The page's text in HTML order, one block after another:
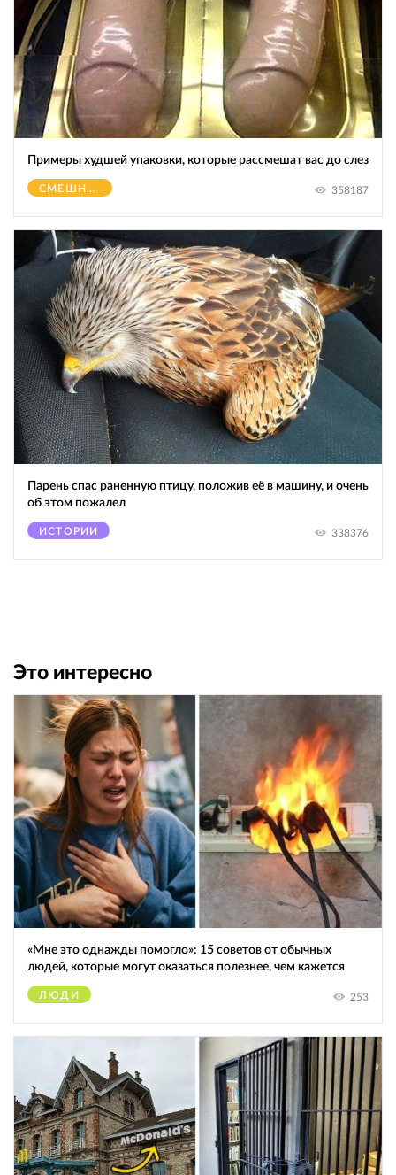
Примеры худшей упаковки, которые рассмешат вас до слез
СМЕШНОЕ 358187
Парень спас раненную птицу, положив её в машину, и очень
об этом пожалел
ИСТОРИИ 338376
Это интересно
«Мне это однажды помогло»: 15 советов от обычных
людей, которые могут оказаться полезнее, чем кажется
ЛЮДИ 253